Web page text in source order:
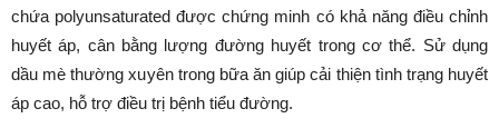
chứa polyunsaturated được chứng minh có khả năng điều chỉnh
huyết áp, cân bằng lượng đường huyết trong cơ thể. Sử dụng
dầu mè thường xuyên trong bữa ăn giúp cải thiện tình trạng huyết
áp cao, hỗ trợ điều trị bệnh tiểu đường.